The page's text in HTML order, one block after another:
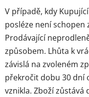
V případě, kdy
posléze není
Prodávající
způsobem. Lhůta k
závislá na zvoleném
překročit dobu 30 dní
vznikla. Zboží